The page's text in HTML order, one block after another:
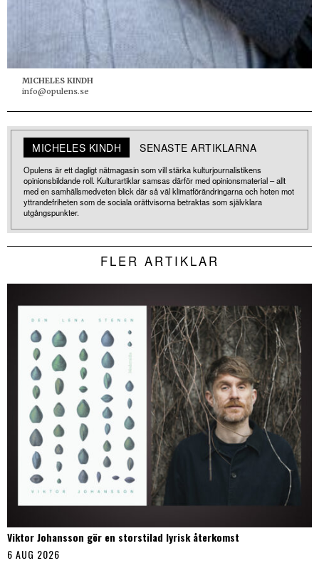
MICHELES KINDH
info@opulens.se
MICHELES KINDH SENASTE ARTIKLARNA
Opulens är ett dagligt nätmagasin som vill stärka kulturjournalistikens
opinionsbildande roll. Kulturartiklar samsas därför med opinionsmaterial – allt
med en samhällsmedveten blick där så väl klimatförändringarna och hoten mot
yttrandefriheten som de sociala orättvisorna betraktas som självklara
utgångspunkter.
FLER ARTIKLAR
Viktor Johansson gör en storstilad lyrisk återkomst
6 AUG 2026